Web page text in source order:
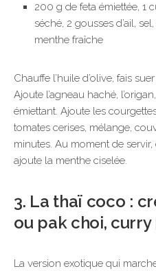
200 g de feta émiettée, 1
séché, 2 gousses d’ail,
menthe fraîche
Chauffe l’huile d’olive, fais
Ajoute l’agneau haché,
émiettant. Ajoute les
tomates cerises, mélange,
minutes. Au moment de
ajoute la menthe ciselée.
3. La thaï coco :
ou pak choi, curry
La version exotique qui